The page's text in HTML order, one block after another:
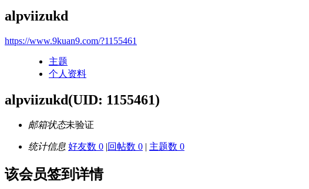
alpviizukd
https://www.9kuan9.com/?1155461
主题
个人资料
alpviizukd(UID: 1155461)
邮箱状态未验证
统计信息 好友数 0 |回帖数 0 | 主题数 0
该会员签到详情